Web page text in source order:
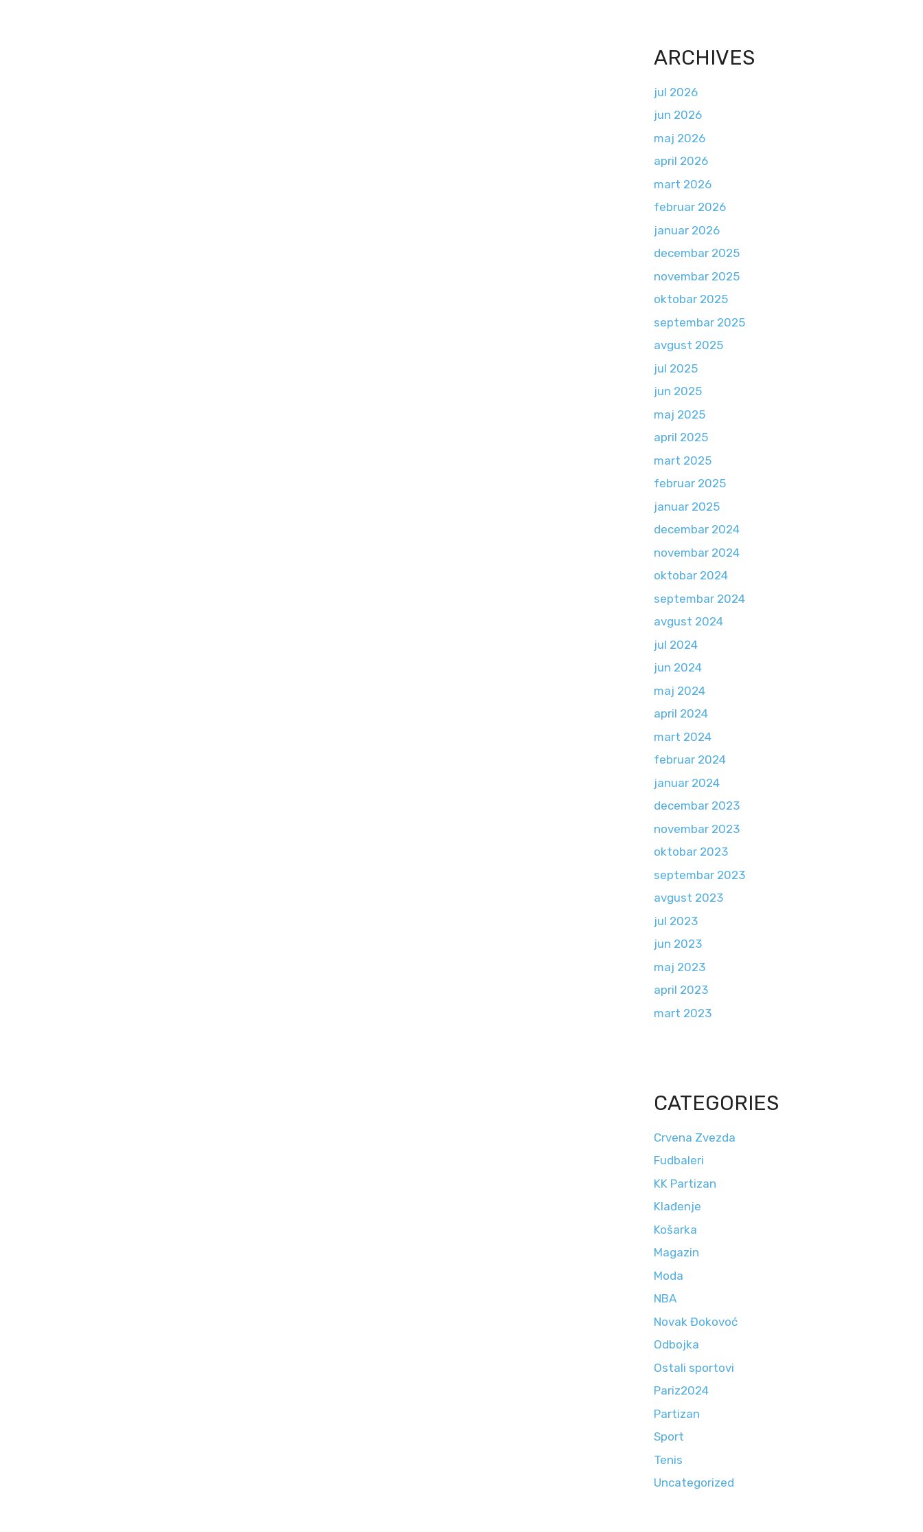
ARCHIVES
jul 2026
jun 2026
maj 2026
april 2026
mart 2026
februar 2026
januar 2026
decembar 2025
novembar 2025
oktobar 2025
septembar 2025
avgust 2025
jul 2025
jun 2025
maj 2025
april 2025
mart 2025
februar 2025
januar 2025
decembar 2024
novembar 2024
oktobar 2024
septembar 2024
avgust 2024
jul 2024
jun 2024
maj 2024
april 2024
mart 2024
februar 2024
januar 2024
decembar 2023
novembar 2023
oktobar 2023
septembar 2023
avgust 2023
jul 2023
jun 2023
maj 2023
april 2023
mart 2023
CATEGORIES
Crvena Zvezda
Fudbaleri
KK Partizan
Klađenje
Košarka
Magazin
Moda
NBA
Novak Đokovoć
Odbojka
Ostali sportovi
Pariz2024
Partizan
Sport
Tenis
Uncategorized